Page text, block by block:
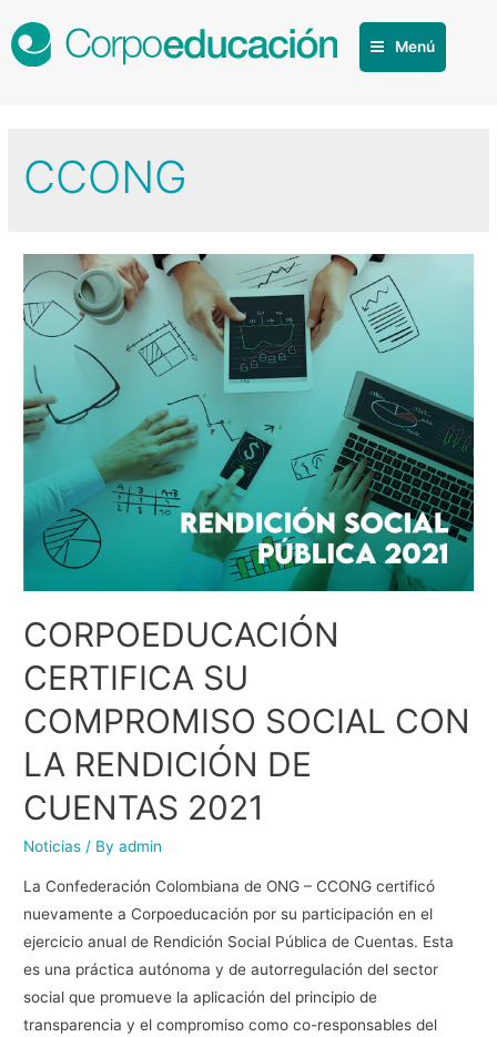
Menú
CCONG
CORPOEDUCACIÓN
CERTIFICA SU
COMPROMISO SOCIAL CON
LA RENDICIÓN DE
CUENTAS 2021
Noticias / Byadmin
La Confederación Colombiana de ONG – CCONG certificó
nuevamente a Corpoeducación por su participación en el
ejercicio anual de Rendición Social Pública de Cuentas. Esta
es una práctica autónoma y de autorregulación del sector
social que promueve la aplicación del principio de
transparencia y el compromiso como co-responsables del